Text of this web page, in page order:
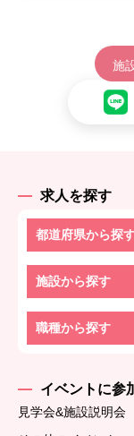
施
求人を探す
都道府県から探
施設から探す
職種から探す
イベントに参
見学会&施設説明会